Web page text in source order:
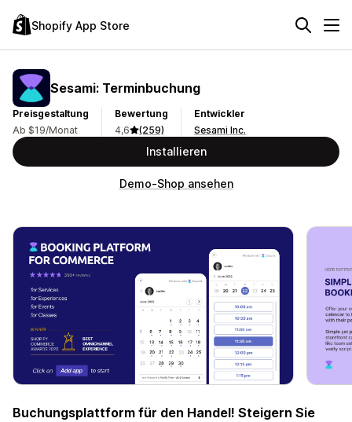
Shopify App Store
Sesami: Terminbuchung
Preisgestaltung
Ab $19/Monat
Bewertung
4,6
(259)
Entwickler
Sesami Inc.
Installieren
Demo-Shop ansehen
Buchungsplattform für den Handel! Steigern Sie